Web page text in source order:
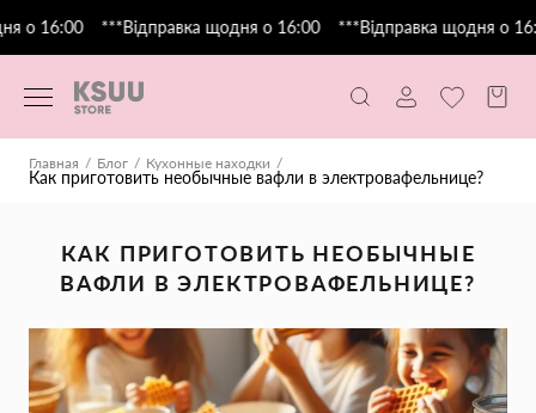
о 16:00 ***Відправка щодня о 16:00 ***Відправка щодня о
Главная Блог Кухонные находки
Как приготовить необычные вафли в электровафельнице?
КАК ПРИГОТОВИТЬ НЕОБЫЧНЫЕ
ВАФЛИ В ЭЛЕКТРОВАФЕЛЬНИЦЕ?